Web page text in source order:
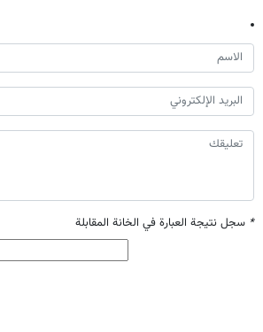
* سجل نتيجة العبارة في الخانة المقابلة